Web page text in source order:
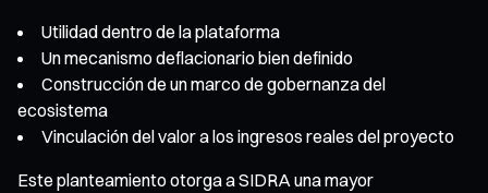
Utilidad dentro de la plataforma
Un mecanismo deflacionario bien definido
Construcción de un marco de gobernanza del
ecosistema
Vinculación del valor a los ingresos reales del proyecto
Este planteamiento otorga a SIDRA una mayor